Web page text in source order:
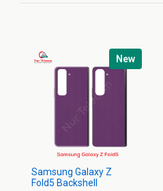
New
Samsung Galaxy Z
Fold5 Backshell